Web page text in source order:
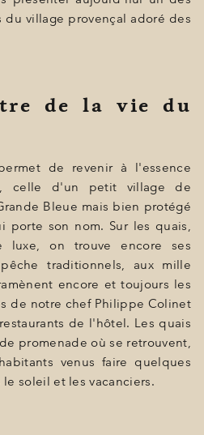
du village provençal adoré des
de la vie du
de revenir à l'essence
celle d'un petit village de
Bleue mais bien protégé
porte son nom. Sur les quais,
luxe, on trouve encore ses
traditionnels, aux mille
encore et toujours les
de notre chef Philippe Colinet
de l'hôtel. Les quais
promenade où se retrouvent,
venus faire quelques
soleil et les vacanciers.